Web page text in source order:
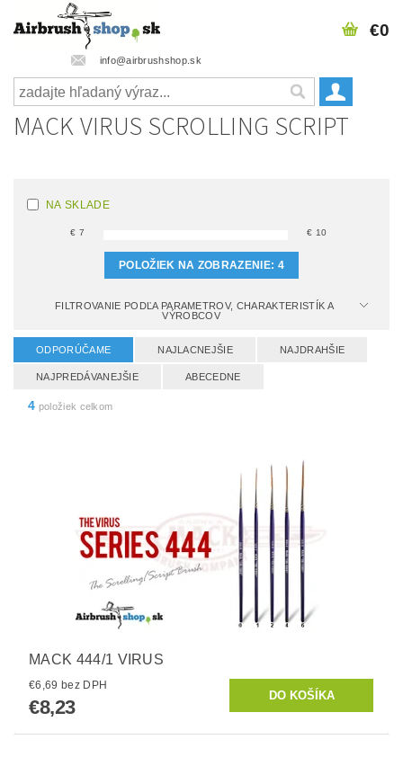
info@airbrushshop.sk
€0
MACK VIRUS SCROLLING SCRIPT
NA SKLADE
€7 € 10
POLOŽIEK NA ZOBRAZENIE: 4
FILTROVANIE PODĽA PARAMETROV, CHARAKTERISTÍK A
VÝROBCOV
ODPORÚČAME NAJLACNEJŠIE NAJDRAHŠIE
NAJPREDÁVANEJŠIE ABECEDNE
4 položiek celkom
MACK 444/1 VIRUS
€6,69 bez DPH
€8,23